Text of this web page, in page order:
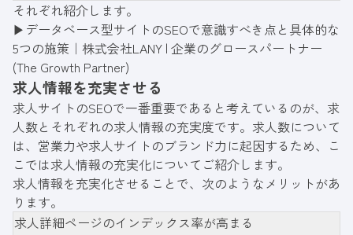
それぞれ紹介します。
▶ データベース型サイトのSEOで意識すべき点と具体的な
5つの施策｜株式会社LANY | 企業のグロースパートナー
(The Growth Partner)
求人情報を充実させる
求人サイトのSEOで一番重要であると考えているのが、求
人数とそれぞれの求人情報の充実度です。求人数について
は、営業力や求人サイトのブランド力に起因するため、こ
こでは求人情報の充実化についてご紹介します。
求人情報を充実化させることで、次のようなメリットがあ
ります。
求人詳細ページのインデックス率が高まる